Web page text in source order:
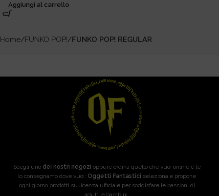
Aggiungi al carrello
Home FUNKO POP! FUNKO POP! REGULAR
Scegli uno dei nostri negozi oppure ordina quello che vuoi online e te
lo consegnamo dove vuoi: Oggetti Fantastici seleziona e propone
ogni giorno prodotti su licenza ufficiale per soddisfare le passioni di
adulti e bambini.